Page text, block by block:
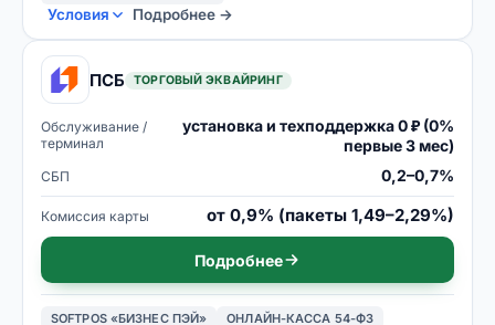
Условия Подробнее →
ПСБ ТОРГОВЫЙ ЭКВАЙРИНГ
Обслуживание /
терминал
установка и техподдержка 0 ₽ (0%
первые 3 мес)
СБП 0,2–0,7%
Комиссия карты от 0,9% (пакеты 1,49–2,29%)
Подробнее
SOFTPOS «БИЗНЕС ПЭЙ» ОНЛАЙН-КАССА 54-ФЗ